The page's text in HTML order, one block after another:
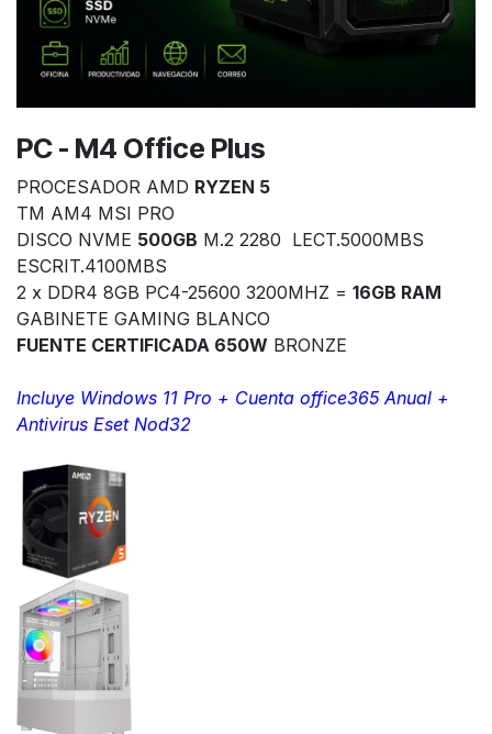
PC - M4 Office Plus
PROCESADOR AMD RYZEN 5
TM AM4 MSI PRO
DISCO NVME 500GB M.2 2280 LECT.5000MBS
ESCRIT.4100MBS
2 x DDR4 8GB PC4-25600 3200MHZ = 16GB RAM
GABINETE GAMING BLANCO
FUENTE CERTIFICADA 650W BRONZE
Incluye Windows 11 Pro + Cuenta office365 Anual +
Antivirus Eset Nod32